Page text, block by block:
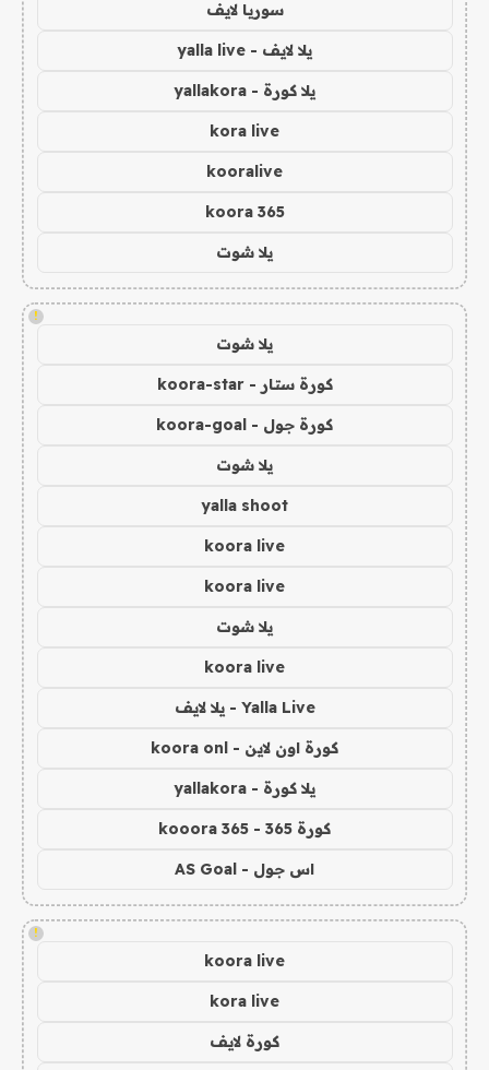
سوريا لايف
يلا لايف - yalla live
يلا كورة - yallakora
kora live
kooralive
koora 365
يلا شوت
!
يلا شوت
كورة ستار - koora-star
كورة جول - koora-goal
يلا شوت
yalla shoot
koora live
koora live
يلا شوت
koora live
Yalla Live - يلا لايف
كورة اون لاين - koora onl
يلا كورة - yallakora
كورة 365 - kooora 365
اس جول - AS Goal
!
koora live
kora live
كورة لايف